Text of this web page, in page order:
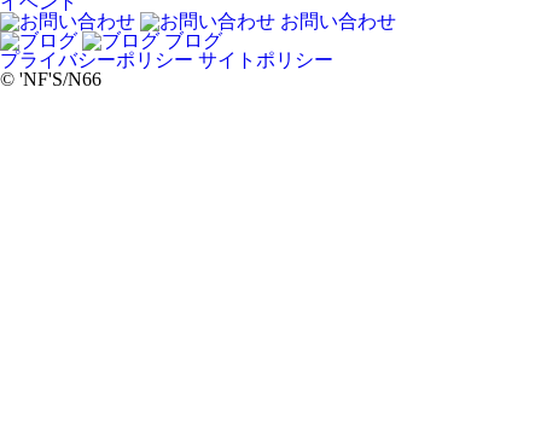
お問い合わせ
ブログ
プライバシーポリシー サイトポリシー
© 'NF'S/N66